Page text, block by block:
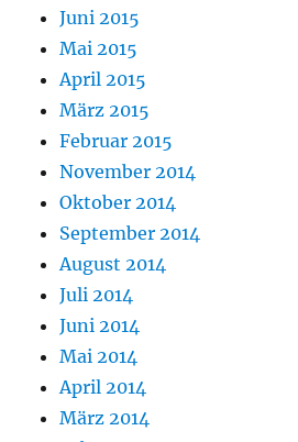
Juni 2015
Mai 2015
April 2015
März 2015
Februar 2015
November 2014
Oktober 2014
September 2014
August 2014
Juli 2014
Juni 2014
Mai 2014
April 2014
März 2014